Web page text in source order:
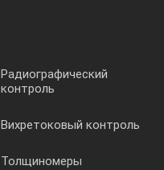
Радиографический
контроль
Вихретоковый контроль
Толщиномеры